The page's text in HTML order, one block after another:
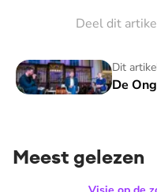
Deel dit
Dit
De
De Ongelooflijke
Meest gelezen